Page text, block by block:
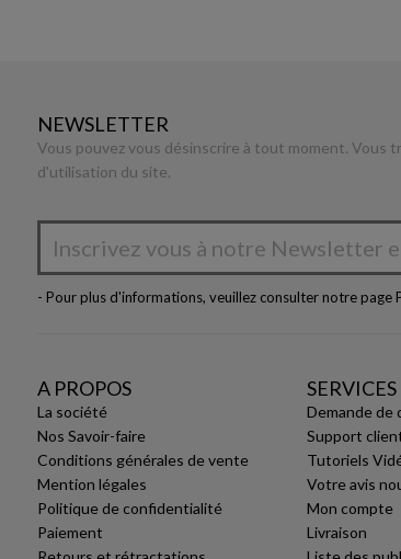
NEWSLETTER
Vous pouvez vous désinscrire à tout moment. Vous
d'utilisation du site.
- Pour plus d'informations, veuillez consulter notre page
A PROPOS
La société
Nos Savoir-faire
Conditions générales de vente
Mention légales
Politique de confidentialité
Paiement
SERVICES
Demande de
Support
Tutoriels
Votre avis
Mon compte
Livraison